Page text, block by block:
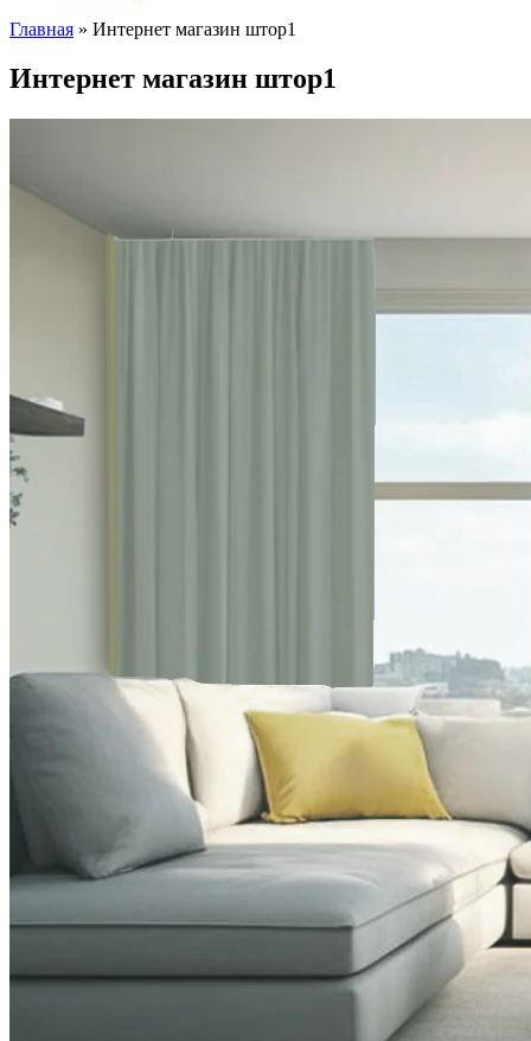
Главная » Интернет магазин штор1
Интернет магазин штор1